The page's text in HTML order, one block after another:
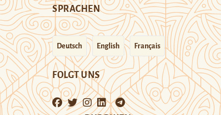
SPRACHEN
Deutsch English Français
FOLGT UNS